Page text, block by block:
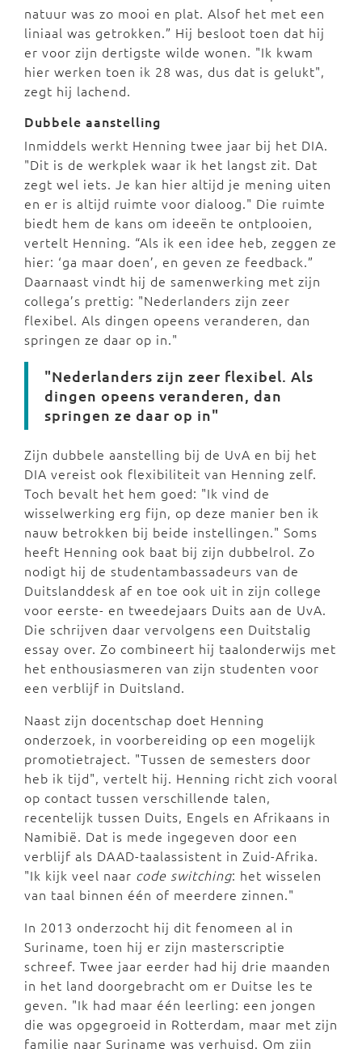
natuur was zo mooi en plat. Alsof het met een
liniaal was getrokken.” Hij besloot toen dat hij
er voor zijn dertigste wilde wonen. "Ik kwam
hier werken toen ik 28 was, dus dat is gelukt",
zegt hij lachend.
Dubbele aanstelling
Inmiddels werkt Henning twee jaar bij het DIA.
"Dit is de werkplek waar ik het langst zit. Dat
zegt wel iets. Je kan hier altijd je mening uiten
en er is altijd ruimte voor dialoog." Die ruimte
biedt hem de kans om ideeën te ontplooien,
vertelt Henning. “Als ik een idee heb, zeggen ze
hier: ‘ga maar doen’, en geven ze feedback.”
Daarnaast vindt hij de samenwerking met zijn
collega’s prettig: "Nederlanders zijn zeer
flexibel. Als dingen opeens veranderen, dan
springen ze daar op in."
"Nederlanders zijn zeer flexibel. Als
dingen opeens veranderen, dan
springen ze daar op in"
Zijn dubbele aanstelling bij de UvA en bij het
DIA vereist ook flexibiliteit van Henning zelf.
Toch bevalt het hem goed: "Ik vind de
wisselwerking erg fijn, op deze manier ben ik
nauw betrokken bij beide instellingen." Soms
heeft Henning ook baat bij zijn dubbelrol. Zo
nodigt hij de studentambassadeurs van de
Duitslanddesk af en toe ook uit in zijn college
voor eerste- en tweedejaars Duits aan de UvA.
Die schrijven daar vervolgens een Duitstalig
essay over. Zo combineert hij taalonderwijs met
het enthousiasmeren van zijn studenten voor
een verblijf in Duitsland.
Naast zijn docentschap doet Henning
onderzoek, in voorbereiding op een mogelijk
promotietraject. "Tussen de semesters door
heb ik tijd", vertelt hij. Henning richt zich vooral
op contact tussen verschillende talen,
recentelijk tussen Duits, Engels en Afrikaans in
Namibië. Dat is mede ingegeven door een
verblijf als DAAD-taalassistent in Zuid-Afrika.
"Ik kijk veel naar code switching: het wisselen
van taal binnen één of meerdere zinnen."
In 2013 onderzocht hij dit fenomeen al in
Suriname, toen hij er zijn masterscriptie
schreef. Twee jaar eerder had hij drie maanden
in het land doorgebracht om er Duitse les te
geven. "Ik had maar één leerling: een jongen
die was opgegroeid in Rotterdam, maar met zijn
familie naar Suriname was verhuisd. Om zijn